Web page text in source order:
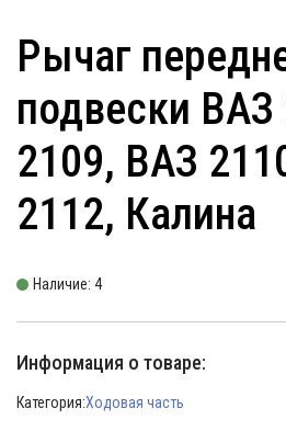
Рычаг
подвески
2109, ВАЗ
2112, Калина
Наличие: 4
Информация о товаре:
Категория:Ходовая часть